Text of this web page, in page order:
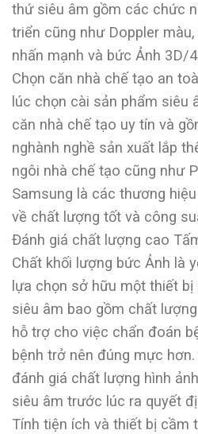
thứ siêu âm gồm các chức
triển cũng như Doppler
nhấn mạnh và bức Ảnh 3D/
Chọn căn nhà chế tạo an
lúc chọn cài sản phẩm siêu
căn nhà chế tạo uy tín và
nghành nghề sản xuất lắp
ngôi nhà chế tạo cũng như
Samsung là các thương
về chất lượng tốt và công
Đánh giá chất lượng cao
Chất khối lượng bức Ảnh là
lựa chọn sở hữu một thiết
siêu âm bao gồm chất
hỗ trợ cho việc chẩn đoán
bệnh trở nên đúng mực
đánh giá chất lượng hình
siêu âm trước lúc ra quyết
Tính tiện ích và thiết bị cầm